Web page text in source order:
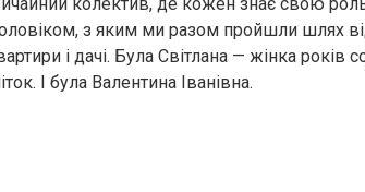
з яким ми разом пройшли шлях
і дачі. Була Світлана — жінка років
І була Валентина Іванівна.